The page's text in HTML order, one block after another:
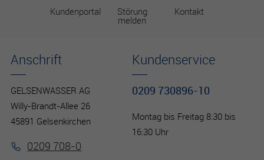
Kundenportal Störung
melden
Kontakt
Kundenservice
0209 730896-10
Montag bis Freitag 8:30 bis
16:30 Uhr
Anschrift
GELSENWASSER AG
Willy-Brandt-Allee 26
45891 Gelsenkirchen
0209 708-0